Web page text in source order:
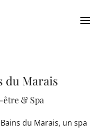
du Marais
être & Spa
du Marais, un spa